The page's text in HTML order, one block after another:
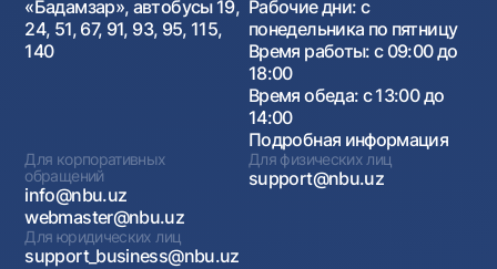
«Бадамзар», автобусы 19,
24, 51, 67, 91, 93, 95, 115,
140
Рабочие дни: с
понедельника по пятницу
Время работы: с 09:00 до
18:00
Время обеда: с 13:00 до
14:00
Подробная информация
Для корпоративных
обращений
info@nbu.uz
webmaster@nbu.uz
Для физических лиц
support@nbu.uz
Для юридических лиц
support_business@nbu.uz